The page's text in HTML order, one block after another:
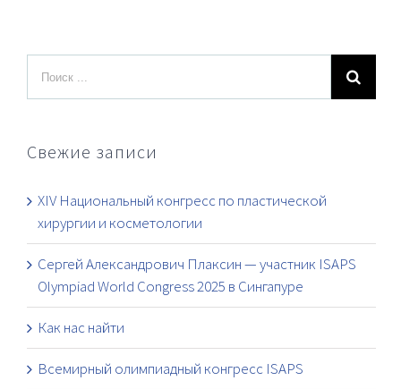
Свежие записи
XIV Национальный конгресс по пластической
хирургии и косметологии
Сергей Александрович Плаксин — участник ISAPS
Olympiad World Congress 2025 в Сингапуре
Как нас найти
Всемирный олимпиадный конгресс ISAPS